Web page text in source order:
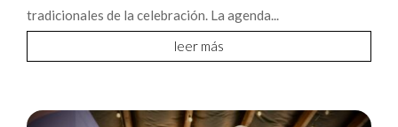
tradicionales de la celebración. La agenda...
leer más